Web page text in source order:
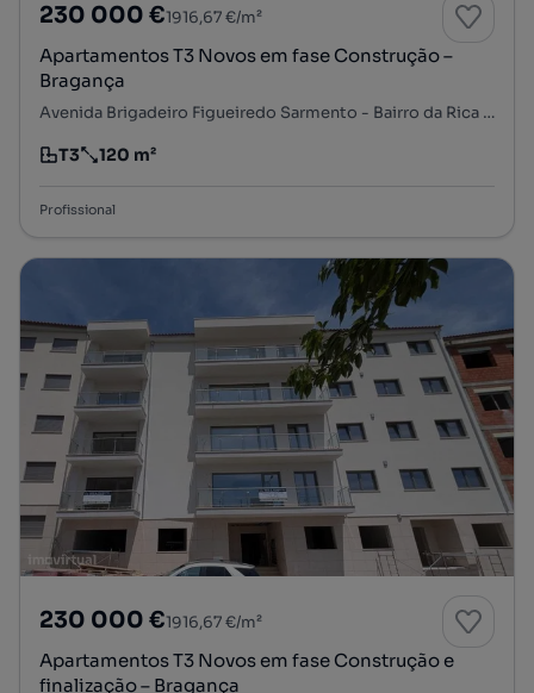
230 000 €1916,67 €/m²
Apartamentos T3 Novos em fase Construção –
Bragança
Avenida Brigadeiro Figueiredo Sarmento - Bairro da Rica Fé, Sé, Santa Maria e Meixedo, Bragança, Bragança
Tipologia
T3
Preço por metro quadrado
120 m²
Profissional
230 000 €1916,67 €/m²
Apartamentos T3 Novos em fase Construção e
finalização – Bragança